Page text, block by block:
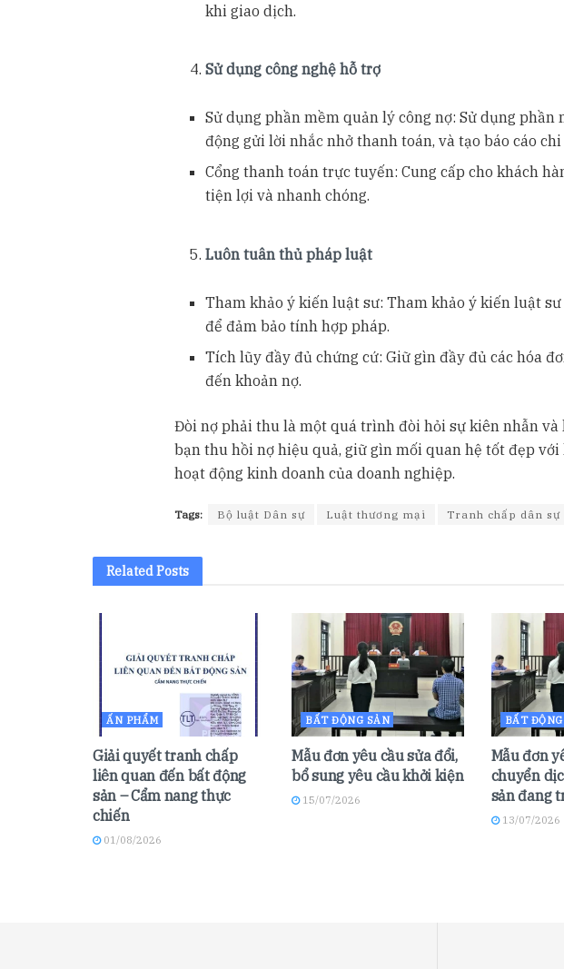
khi giao dịch.
Sử dụng công nghệ hỗ trợ
Sử dụng phần mềm quản lý công nợ: Sử dụng
động gửi lời nhắc nhở thanh toán, và tạo báo cáo
Cổng thanh toán trực tuyến: Cung cấp cho khách
tiện lợi và nhanh chóng.
Luôn tuân thủ pháp luật
Tham khảo ý kiến luật sư: Tham khảo ý kiến luật
để đảm bảo tính hợp pháp.
Tích lũy đầy đủ chứng cứ: Giữ gìn đầy đủ các hóa
đến khoản nợ.
Đòi nợ phải thu là một quá trình đòi hỏi sự kiên nhẫn
bạn thu hồi nợ hiệu quả, giữ gìn mối quan hệ tốt đẹp
hoạt động kinh doanh của doanh nghiệp.
Tags: Bộ luật Dân sự Luật thương mại Tranh chấp dân sự
RelatedPosts
ẤN PHẨM
Giải quyết tranh chấp
liên quan đến bất động
sản – Cẩm nang thực
chiến
01/08/2026
BẤT ĐỘNG SẢN
Mẫu đơn yêu cầu sửa đổi,
bổ sung yêu cầu khởi kiện
15/07/2026
BẤT
Mẫu đơn
chuyển
sản đang
13/07/2026